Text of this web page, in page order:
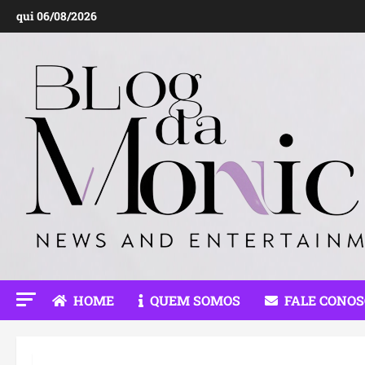
para
conteúdo
qui 06/08/2026
HOME QUEM SOMOS FALE